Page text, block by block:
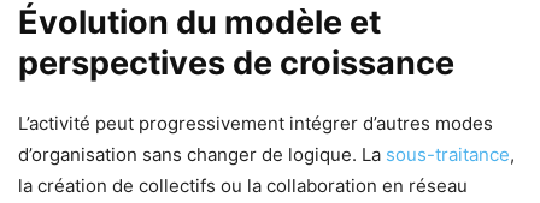
Évolution du modèle et
perspectives de croissance
L’activité peut progressivement intégrer d’autres modes
d’organisation sans changer de logique. La sous-traitance,
la création de collectifs ou la collaboration en réseau